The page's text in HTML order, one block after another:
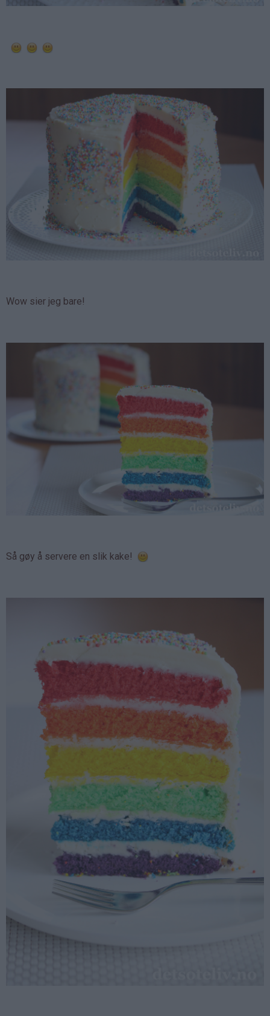
Wow sier jeg bare!
Så gøy å servere en slik kake!